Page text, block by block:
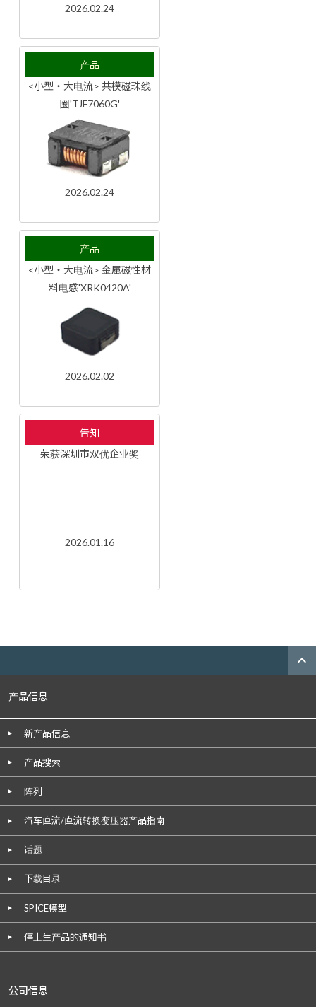
2026.02.24
产品
<小型・大电流> 共模磁珠线
圈'TJF7060G'
2026.02.24
产品
<小型・大电流> 金属磁性材
料电感'XRK0420A'
2026.02.02
告知
荣获深圳市双优企业奖
2026.01.16
expand_less
产品信息
新产品信息
产品搜索
阵列
汽车直流/直流转换变压器产品指南
话题
下载目录
SPICE模型
停止生产品的通知书
公司信息